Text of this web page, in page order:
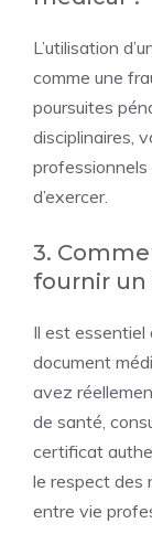
L’utilisation
comme une
poursuites
disciplinaires,
d’exercer.
3.
fournir un
Il est essentiel
document
avez
de santé,
certificat
le respect des
entre vie